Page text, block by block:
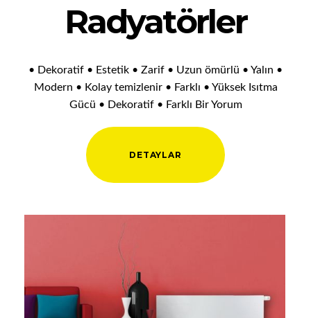
Radyatörler
• Dekoratif • Estetik • Zarif • Uzun ömürlü • Yalın •
Modern • Kolay temizlenir • Farklı • Yüksek Isıtma
Gücü • Dekoratif • Farklı Bir Yorum
DETAYLAR